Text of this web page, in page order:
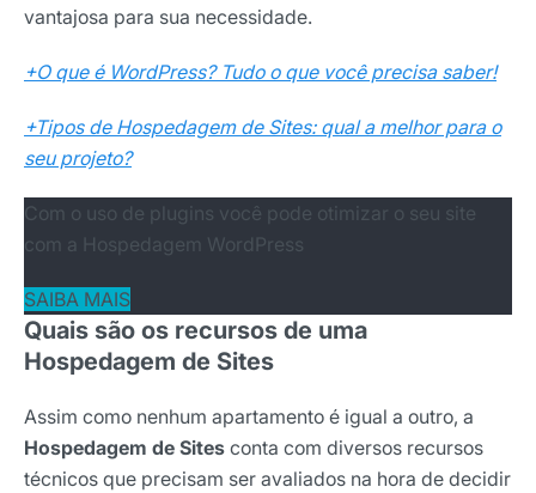
vantajosa para sua necessidade.
+O que é WordPress? Tudo o que você precisa saber!
+Tipos de Hospedagem de Sites: qual a melhor para o
seu projeto?
Com o uso de plugins você pode otimizar o seu site
com a Hospedagem WordPress
SAIBA MAIS
Quais são os recursos de uma
Hospedagem de Sites
Assim como nenhum apartamento é igual a outro, a
Hospedagem de Sites conta com diversos recursos
técnicos que precisam ser avaliados na hora de decidir